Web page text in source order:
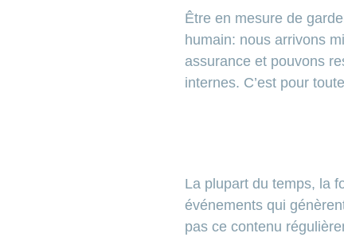
Être en mesure de
humain: nous arrivons
assurance et pouvons
internes. C’est pour
La plupart du temps, la
événements qui
pas ce contenu